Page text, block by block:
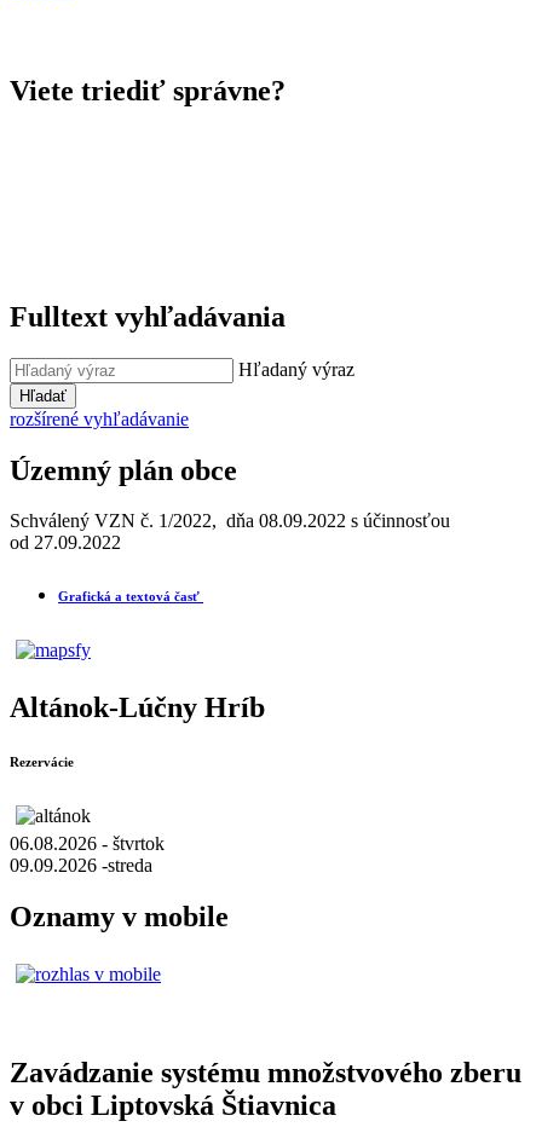
Viete triediť správne?
Fulltext vyhľadávania
Hľadaný výraz
Hľadať
rozšírené vyhľadávanie
Územný plán obce
Schválený VZN č. 1/2022, dňa 08.09.2022 s účinnosťou
od 27.09.2022
Grafická a textová časť
Altánok-Lúčny Hríb
Rezervácie
06.08.2026 - štvrtok
09.09.2026 -streda
Oznamy v mobile
Zavádzanie systému množstvového zberu
v obci Liptovská Štiavnica